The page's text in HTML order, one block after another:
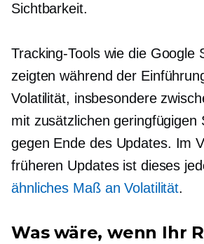
Sichtbarkeit.
Tracking-Tools wie die Google
zeigten während der
Volatilität, insbesondere
mit zusätzlichen geringfügigen
gegen Ende des Updates. Im
früheren Updates ist dieses
ähnliches Maß an Volatilität.
Was wäre, wenn Ihr